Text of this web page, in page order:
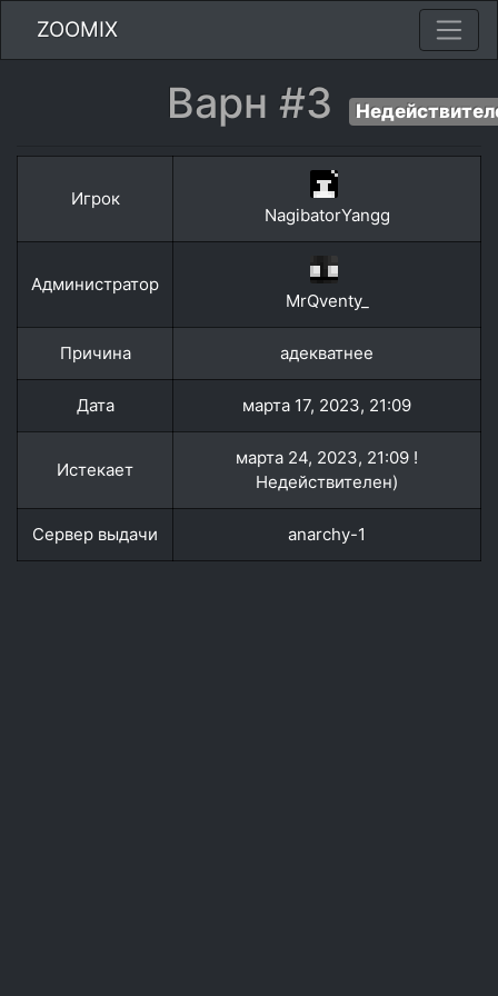
ZOOMIX
Варн #3
Игрок
NagibatorYangg
Администратор
MrQventy_
Причина адекватнее
Дата марта 17, 2023, 21:09
Истекает
марта 24, 2023, 21:09 !
Недействителен)
Сервер выдачи anarchy-1